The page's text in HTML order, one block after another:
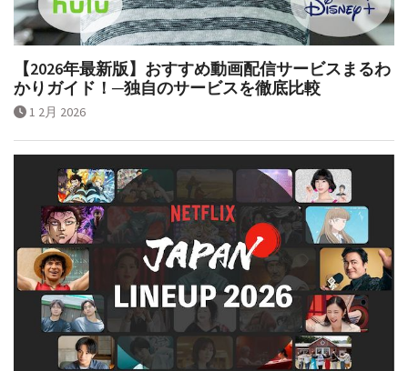
【2026年最新版】おすすめ動画配信サービスまるわ
かりガイド！─独自のサービスを徹底比較
1 2月 2026